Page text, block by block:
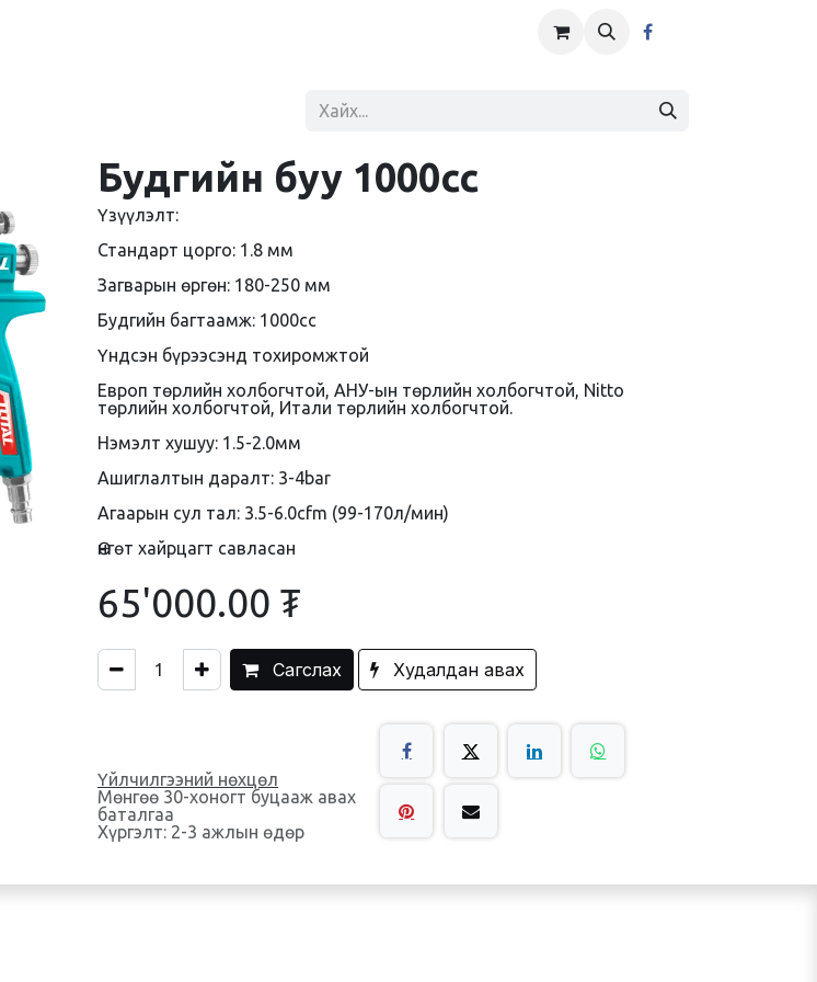
Будгийн буу 1000cc
Үзүүлэлт:
Стандарт цорго: 1.8 мм
Загварын өргөн: 180-250 мм
Будгийн багтаамж: 1000сс
Үндсэн бүрээсэнд тохиромжтой
Европ төрлийн холбогчтой, АНУ-ын төрлийн холбогчтой, Nitto
төрлийн холбогчтой, Итали төрлийн холбогчтой.
Нэмэлт хушуу: 1.5-2.0мм
Ашиглалтын даралт: 3-4bar
Агаарын сул тал: 3.5-6.0cfm (99-170л/мин)
Өнгөт хайрцагт савласан
65'000.00 ₮
Сагслах Худалдан авах
Үйлчилгээний нөхцөл
Мөнгөө 30-хоногт буцааж авах
баталгаа
Хүргэлт: 2-3 ажлын өдөр